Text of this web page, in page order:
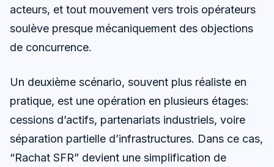
acteurs, et tout mouvement vers trois opérateurs
soulève presque mécaniquement des objections
de concurrence.
Un deuxième scénario, souvent plus réaliste en
pratique, est une opération en plusieurs étages:
cessions d’actifs, partenariats industriels, voire
séparation partielle d’infrastructures. Dans ce cas,
“Rachat SFR” devient une simplification de